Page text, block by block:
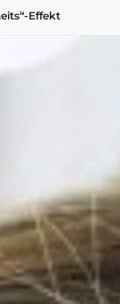
Effekt